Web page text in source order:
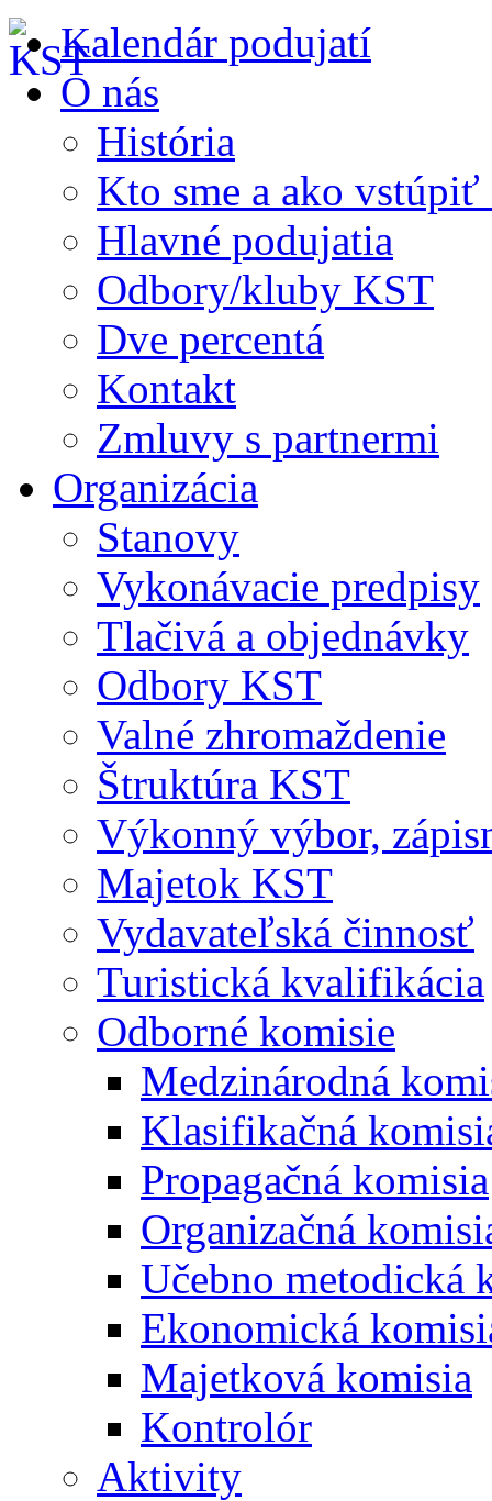
Kalendár podujatí
O nás
História
Kto sme a ako
Hlavné podujatia
Odbory/kluby KST
Dve percentá
Kontakt
Zmluvy s partnermi
Organizácia
Stanovy
Vykonávacie predpisy
Tlačivá a objednávky
Odbory KST
Valné zhromaždenie
Štruktúra KST
Výkonný výbor,
Majetok KST
Vydavateľská činnosť
Turistická kvalifikácia
Odborné komisie
Medzinárodná
Klasifikačná
Propagačná komisia
Organizačná
Učebno metodická
Ekonomická
Majetková komisia
Kontrolór
Aktivity